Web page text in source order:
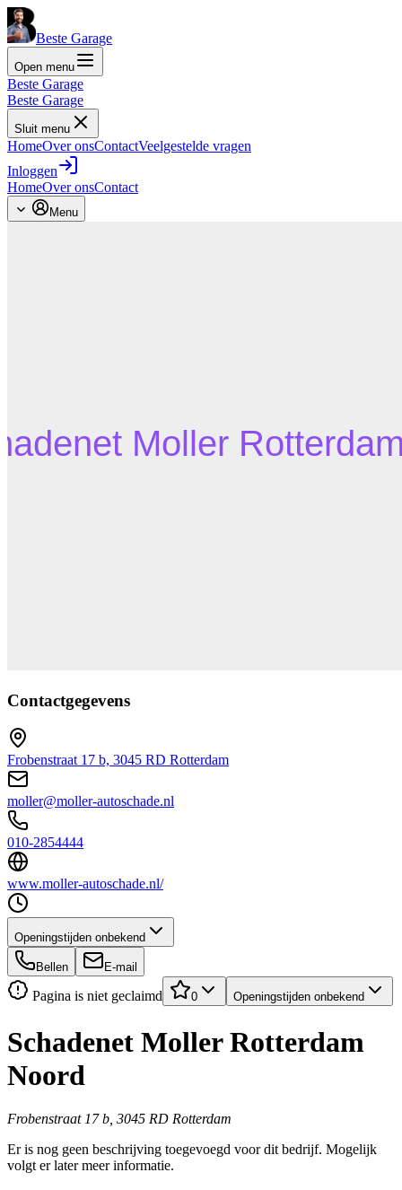
Beste Garage
Open menu
Beste Garage
Beste Garage
Sluit menu
HomeOver onsContactVeelgestelde vragen
Inloggen
HomeOver onsContact
Menu
Contactgegevens
Frobenstraat 17 b, 3045 RD Rotterdam
moller@moller-autoschade.nl
010-2854444
www.moller-autoschade.nl/
Openingstijden onbekend
Bellen E-mail
Pagina is niet geclaimd 0 Openingstijden onbekend
Schadenet Moller Rotterdam
Noord
Frobenstraat 17 b, 3045 RD Rotterdam
Er is nog geen beschrijving toegevoegd voor dit bedrijf. Mogelijk
volgt er later meer informatie.